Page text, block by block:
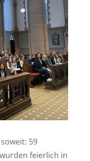
59
feierlich in